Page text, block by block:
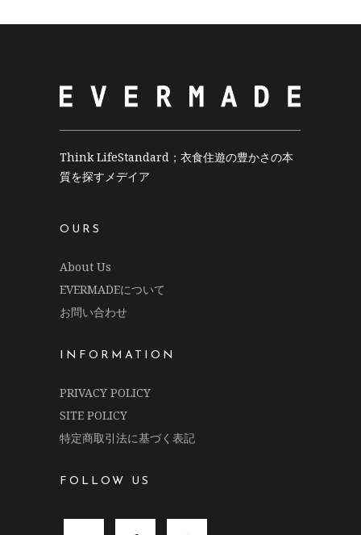
Think LifeStandard；衣食住遊の豊かさの本
質を探すメデイア
OURS
About Us
EVERMADEについて
お問い合わせ
INFORMATION
PRIVACY POLICY
SITE POLICY
特定商取引法に基づく表記
FOLLOW US